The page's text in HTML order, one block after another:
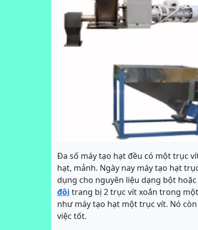
Đa số máy tạo hạt đều có một trục
hạt, mảnh. Ngày nay máy tạo hạt
dụng cho nguyên liệu dạng bột
đôi trang bị 2 trục vít xoắn trong
như máy tạo hạt một trục vít. Nó
việc tốt.